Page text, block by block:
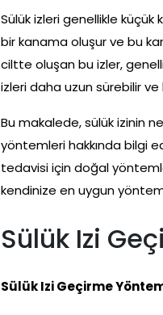
Sülük izleri genellikle küçük
bir kanama oluşur ve bu
ciltte oluşan bu izler,
izleri daha uzun sürebilir ve
Bu makalede, sülük izinin
yöntemleri hakkında bilgi
tedavisi için doğal
kendinize en uygun
Sülük Izi
Sülük Izi Geçirme